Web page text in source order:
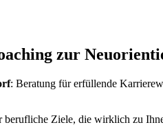
zur
: Beratung für erfüllende
Ziele, die wirklich zu